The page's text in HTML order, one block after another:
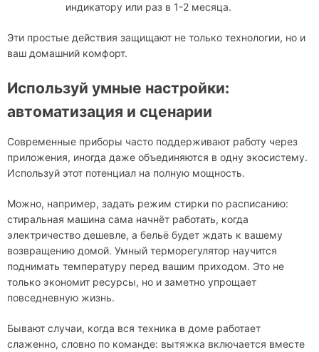
индикатору или раз в 1-2 месяца.
Эти простые действия защищают не только технологии, но и
ваш домашний комфорт.
Используй умные настройки:
автоматизация и сценарии
Современные приборы часто поддерживают работу через
приложения, иногда даже объединяются в одну экосистему.
Используй этот потенциал на полную мощность.
Можно, например, задать режим стирки по расписанию:
стиральная машина сама начнёт работать, когда
электричество дешевле, а бельё будет ждать к вашему
возвращению домой. Умный терморегулятор научится
поднимать температуру перед вашим приходом. Это не
только экономит ресурсы, но и заметно упрощает
повседневную жизнь.
Бывают случаи, когда вся техника в доме работает
слаженно, словно по команде: вытяжка включается вместе